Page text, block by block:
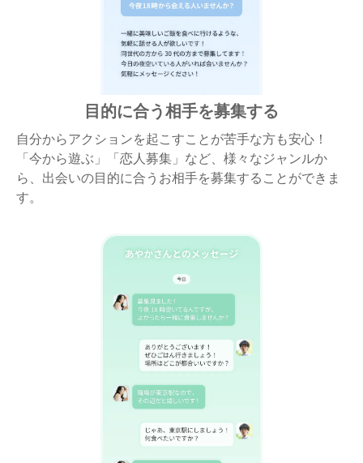
目的に合う相手を募集する
自分からアクションを起こすことが苦手な方も安心！
「今から遊ぶ」「恋人募集」など、様々なジャンルか
ら、出会いの目的に合うお相手を募集することができま
す。